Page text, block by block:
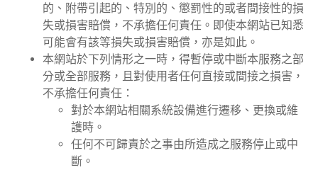
的、附帶引起的、特別的、懲罰性的或者間接性的損
失或損害賠償，不承擔任何責任。即使本網站已知悉
可能會有該等損失或損害賠償，亦是如此。
本網站於下列情形之一時，得暫停或中斷本服務之部
分或全部服務，且對使用者任何直接或間接之損害，
不承擔任何責任：
對於本網站相關系統設備進行遷移、更換或維
護時。
任何不可歸責於之事由所造成之服務停止或中
斷。